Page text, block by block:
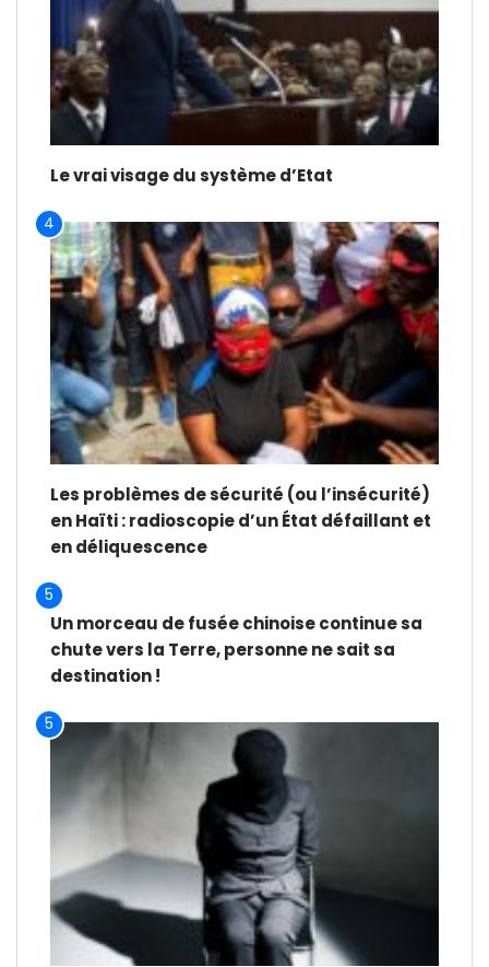
Le vrai visage du système d’Etat
4
Les problèmes de sécurité (ou l’insécurité)
en Haïti : radioscopie d’un État défaillant et
en déliquescence
5
Un morceau de fusée chinoise continue sa
chute vers la Terre, personne ne sait sa
destination !
5